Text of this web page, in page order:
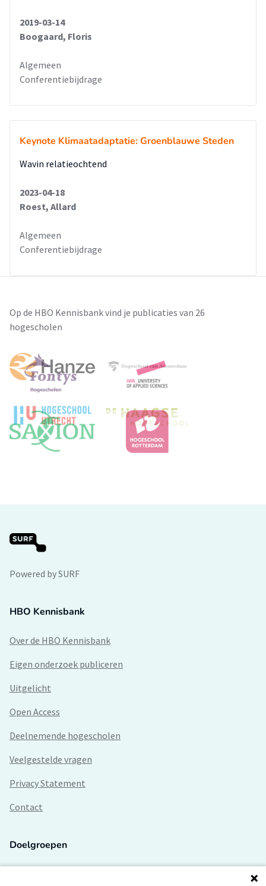
2019-03-14
Boogaard, Floris
Algemeen
Conferentiebijdrage
Keynote Klimaatadaptatie: Groenblauwe Steden
Wavin relatieochtend
2023-04-18
Roest, Allard
Algemeen
Conferentiebijdrage
Op de HBO Kennisbank vind je publicaties van 26
hogescholen
Powered by SURF
HBO Kennisbank
Over de HBO Kennisbank
Eigen onderzoek publiceren
Uitgelicht
Open Access
Deelnemende hogescholen
Veelgestelde vragen
Privacy Statement
Contact
Doelgroepen